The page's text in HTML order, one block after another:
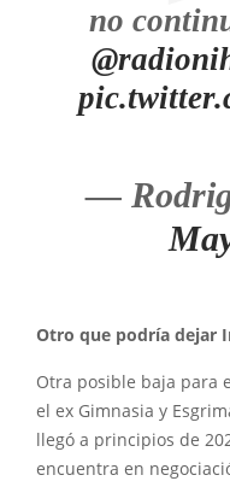
no
—
Otro que podría dejar
Otra posible baja para
el ex Gimnasia y
llegó a principios de
encuentra en